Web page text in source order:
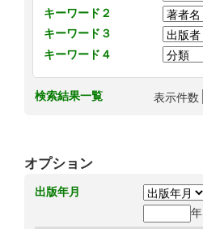
キーワード２
キーワード３
キーワード４
検索結果一覧 表示件数
オプション
出版年月
年